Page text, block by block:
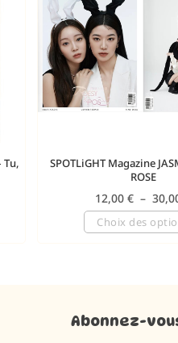
Tu,
SPOTLiGHT Magazine
ROSE
12,00€ –
Choix des
Abonnez-